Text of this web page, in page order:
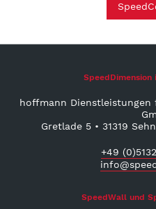
hoffmann
Gretlade 5 • 31319
+49
SpeedWall und